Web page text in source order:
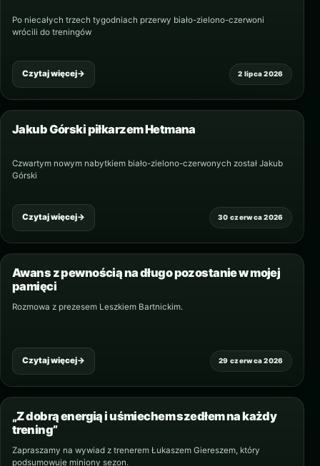
2 lipca 2026
Po niecałych trzech tygodniach przerwy biało-zielono-czerwoni
wrócili do treningów
Czytaj więcej→
30 czerwca 2026
Jakub Górski piłkarzem Hetmana
Czwartym nowym nabytkiem biało-zielono-czerwonych został Jakub
Górski
Czytaj więcej→
29 czerwca 2026
Awans z pewnością na długo pozostanie w mojej
pamięci
Rozmowa z prezesem Leszkiem Bartnickim.
Czytaj więcej→
„Z dobrą energią i uśmiechem szedłem na każdy
trening”
Zapraszamy na wywiad z trenerem Łukaszem Giereszem, który
podsumowuje miniony sezon.